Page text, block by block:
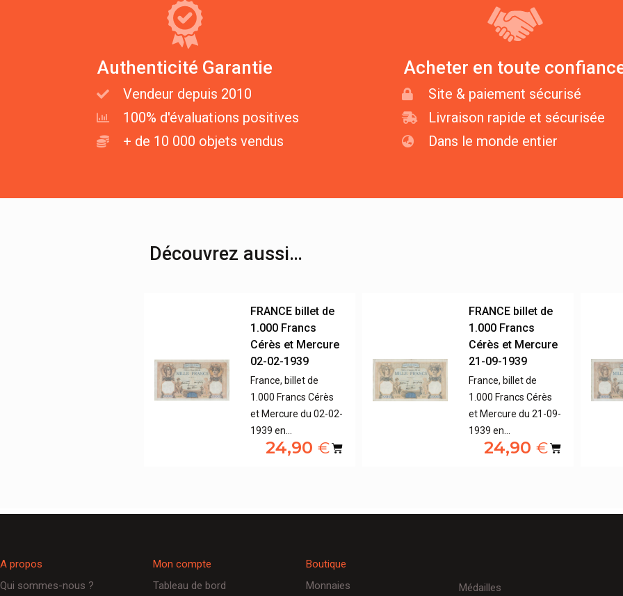
Authenticité Garantie
Vendeur depuis 2010
100% d'évaluations positives
+ de 10 000 objets vendus
Acheter en toute
Site & paiement sécurisé
Livraison rapide et sécurisée
Dans le monde entier
Découvrez aussi…
FRANCE billet de
1.000 Francs
Cérès et Mercure
02-02-1939
France, billet de
1.000 Francs Cérès
et Mercure du 02-02-
1939 en…
24,90 €
FRANCE billet de
1.000 Francs
Cérès et Mercure
21-09-1939
France, billet de
1.000 Francs Cérès
et Mercure du 21-09-
1939 en…
24,90 €
A propos
Qui sommes-nous ?
Mon compte
Tableau de bord
Boutique
Monnaies
Médailles